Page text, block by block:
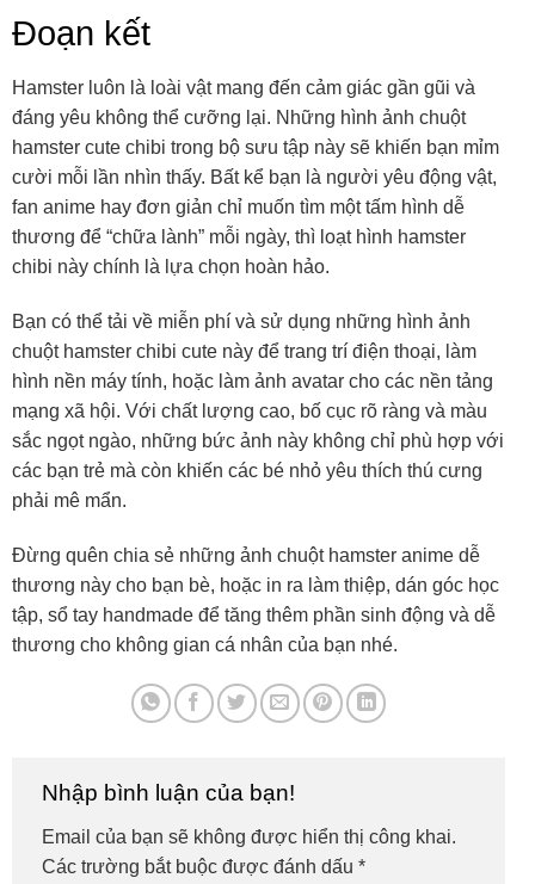
Đoạn kết
Hamster luôn là loài vật mang đến cảm giác gần gũi và
đáng yêu không thể cưỡng lại. Những hình ảnh chuột
hamster cute chibi trong bộ sưu tập này sẽ khiến bạn mỉm
cười mỗi lần nhìn thấy. Bất kể bạn là người yêu động vật,
fan anime hay đơn giản chỉ muốn tìm một tấm hình dễ
thương để “chữa lành” mỗi ngày, thì loạt hình hamster
chibi này chính là lựa chọn hoàn hảo.
Bạn có thể tải về miễn phí và sử dụng những hình ảnh
chuột hamster chibi cute này để trang trí điện thoại, làm
hình nền máy tính, hoặc làm ảnh avatar cho các nền tảng
mạng xã hội. Với chất lượng cao, bố cục rõ ràng và màu
sắc ngọt ngào, những bức ảnh này không chỉ phù hợp với
các bạn trẻ mà còn khiến các bé nhỏ yêu thích thú cưng
phải mê mẩn.
Đừng quên chia sẻ những ảnh chuột hamster anime dễ
thương này cho bạn bè, hoặc in ra làm thiệp, dán góc học
tập, sổ tay handmade để tăng thêm phần sinh động và dễ
thương cho không gian cá nhân của bạn nhé.
Nhập bình luận của bạn!
Email của bạn sẽ không được hiển thị công khai.
Các trường bắt buộc được đánh dấu *